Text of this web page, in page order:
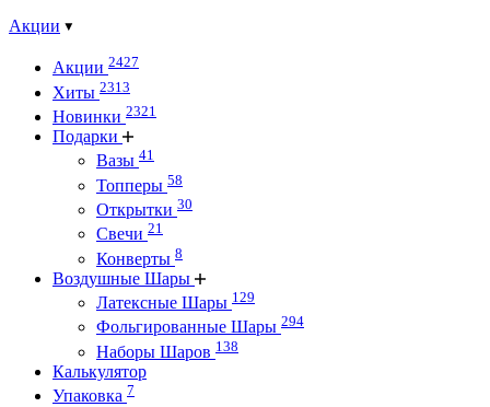
Акции
Акции 2427
Хиты 2313
Новинки 2321
Подарки
Вазы 41
Топперы 58
Открытки 30
Свечи 21
Конверты 8
Воздушные Шары
Латексные Шары 129
Фольгированные Шары 294
Наборы Шаров 138
Калькулятор
Упаковка 7